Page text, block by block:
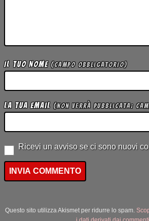
Il tuo Nome (campo obbligatorio)
La tua Email (non verrà pubblicata;
Ricevi un avviso se ci sono nuovi
Questo sito utilizza Akismet per ridurre lo spam.